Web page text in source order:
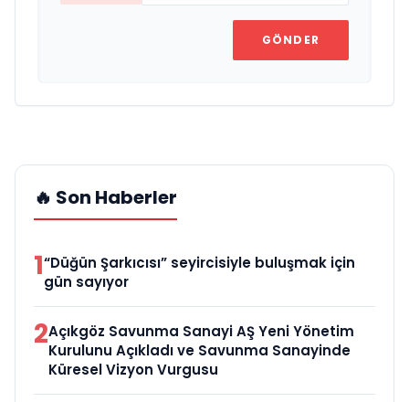
GÖNDER
🔥 Son Haberler
1“Düğün Şarkıcısı” seyircisiyle buluşmak için
gün sayıyor
2Açıkgöz Savunma Sanayi AŞ Yeni Yönetim
Kurulunu Açıkladı ve Savunma Sanayinde
Küresel Vizyon Vurgusu